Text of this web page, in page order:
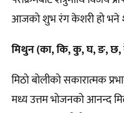
आजको शुभ रंग केशरी हो
मिथुन (का, कि, कु, घ, ङ, छ,
मिठो बोलीको सकारात्मक
मध्य उत्तम भोजनको आनन्द